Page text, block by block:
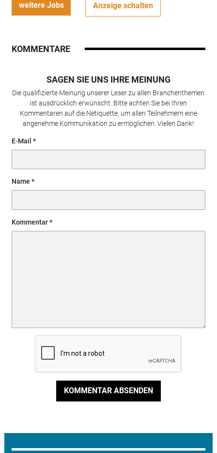
weitere Jobs Anzeige schalten
KOMMENTARE
SAGEN SIE UNS IHRE MEINUNG
Die qualifizierte Meinung unserer Leser zu allen Branchenthemen
ist ausdrücklich erwünscht. Bitte achten Sie bei Ihren
Kommentaren auf die Netiquette, um allen Teilnehmern eine
angenehme Kommunikation zu ermöglichen. Vielen Dank!
E-Mail
Name
Kommentar
KOMMENTAR ABSENDEN